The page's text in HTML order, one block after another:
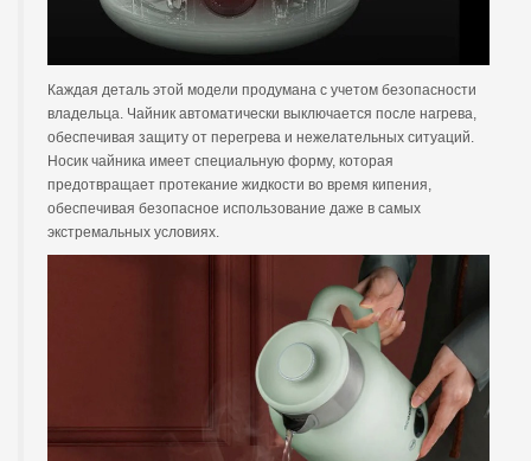
Каждая деталь этой модели продумана с учетом безопасности
владельца. Чайник автоматически выключается после нагрева,
обеспечивая защиту от перегрева и нежелательных ситуаций.
Носик чайника имеет специальную форму, которая
предотвращает протекание жидкости во время кипения,
обеспечивая безопасное использование даже в самых
экстремальных условиях.